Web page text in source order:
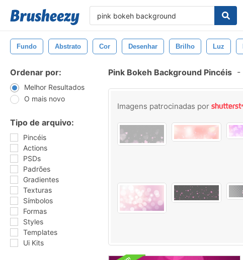
Fundo Abstrato Cor Desenhar Brilho Luz
Ordenar por:
Melhor Resultados
O mais novo
Tipo de arquivo:
Pincéis
Actions
PSDs
Padrões
Gradientes
Texturas
Símbolos
Formas
Styles
Templates
Ui Kits
Pink Bokeh Background Pincéis -
Imagens patrocinadas por